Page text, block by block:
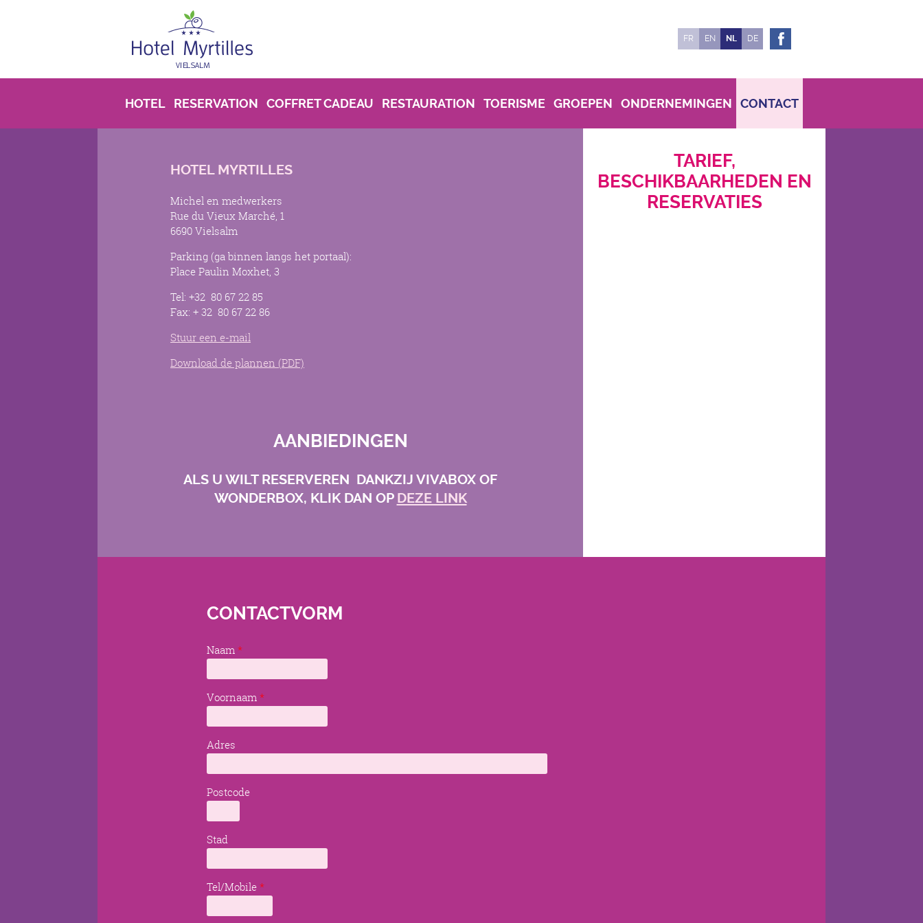
FR EN NL DE
HOTEL RESERVATION COFFRET CADEAU RESTAURATION TOERISME GROEPEN ONDERNEMINGEN CONTACT
HOTEL MYRTILLES
Michel en medwerkers
Rue du Vieux Marché, 1
6690 Vielsalm
Parking (ga binnen langs het portaal):
Place Paulin Moxhet, 3
Tel: +32 80 67 22 85
Fax: + 32 80 67 22 86
Stuur een e-mail
Download de plannen (PDF)
AANBIEDINGEN
ALS U WILT RESERVEREN DANKZIJ VIVABOX OF
WONDERBOX, KLIK DAN OP DEZE LINK
TARIEF,
BESCHIKBAARHEDEN EN
RESERVATIES
CONTACTVORM
Naam *
Voornaam *
Adres
Postcode
Stad
Tel/Mobile *